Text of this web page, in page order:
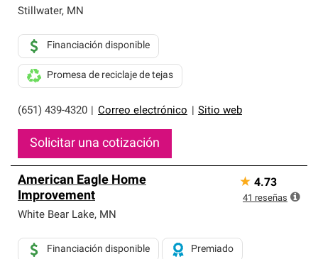
Stillwater, MN
(651) 439-4320 Correo electrónico Sitio web
Financiación disponible
Promesa de reciclaje de tejas
Solicitar una cotización
American Eagle Home
Improvement
White Bear Lake, MN
Financiación disponible Premiado
★ 4.73
41 reseñas